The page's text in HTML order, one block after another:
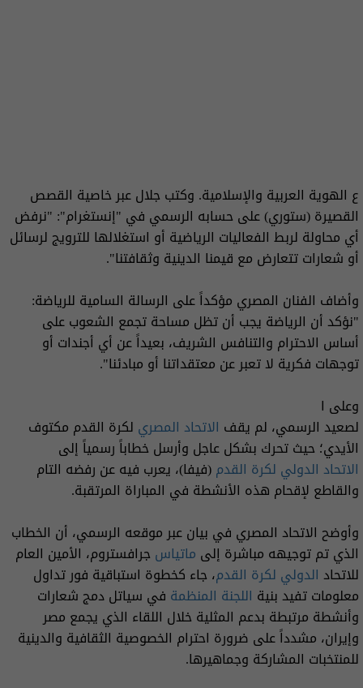
ع الهوية العربية والإسلامية. وكتب جلال عبر خاصية القصص
القصيرة (ستوري) على حسابه الرسمي في "إنستغرام": "نرفض
أي محاولة لربط الفعاليات الرياضية أو استغلالها للترويج لرسائل
أو شعارات تتعارض مع قيمنا الدينية وثقافتنا".
وأضاف الفنان المصري مؤكداً على الرسالة السامية للرياضة:
"نؤكد أن الرياضة يجب أن تظل مساحة تجمع الشعوب على
أساس الاحترام والتنافس الشريف، بعيداً عن أي أجندات أو
توجهات فكرية لا تعبر عن معتقداتنا أو مبادئنا".
وعلى ا
لصعيد الرسمي، لم يقف الاتحاد المصري لكرة القدم مكتوف
الأيدي؛ حيث تحرك بشكل عاجل وأرسل خطاباً رسمياً إلى
الاتحاد الدولي لكرة القدم(فيفا)، يعرب فيه عن رفضه التام
والقاطع لإقحام هذه الأنشطة في المباراة المرتقبة.
وأوضح الاتحاد المصري في بيان عبر موقعه الرسمي، أن الخطاب
الذي تم توجيهه مباشرة إلى ماتياسجرافستروم، الأمين العام
للاتحاد الدولي لكرة القدم، جاء كخطوة استباقية فور تداول
معلومات تفيد بنية اللجنة المنظمة في سياتل دمج شعارات
وأنشطة مرتبطة بدعم المثلية خلال اللقاء الذي يجمع مصر
وإيران، مشدداً على ضرورة احترام الخصوصية الثقافية والدينية
للمنتخبات المشاركة وجماهيرها.